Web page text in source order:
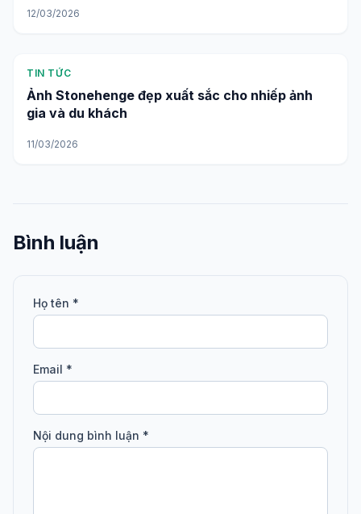
12/03/2026
TIN TỨC
Ảnh Stonehenge đẹp xuất sắc cho nhiếp ảnh
gia và du khách
11/03/2026
Bình luận
Họ tên *
Email *
Nội dung bình luận *